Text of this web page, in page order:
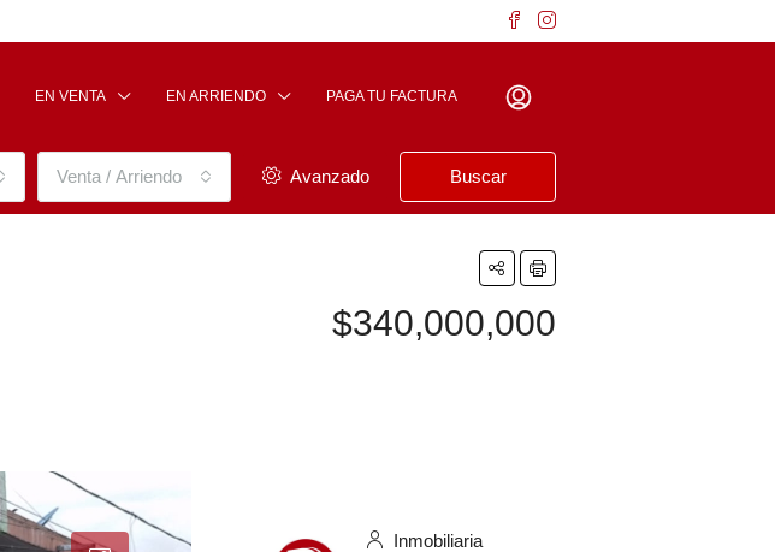
EN VENTA EN ARRIENDO PAGA TU FACTURA
Venta / Arriendo Avanzado Buscar
$340,000,000
Inmobiliaria